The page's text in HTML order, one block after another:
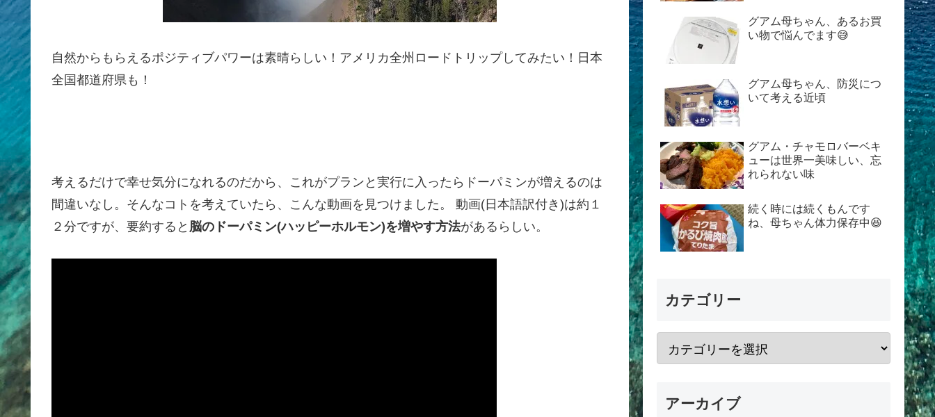
自然からもらえるポジティブパワーは素晴らしい！アメリカ全州ロードトリップしてみたい！日本
全国都道府県も！
考えるだけで幸せ気分になれるのだから、これがプランと実行に入ったらドーパミンが増えるのは
間違いなし。そんなコトを考えていたら、こんな動画を見つけました。 動画(日本語訳付き)は約１
２分ですが、要約すると 脳のドーパミン(ハッピーホルモン)を増やす方法があるらしい。
グアム母ちゃん、あるお買
い物で悩んでます😅
グアム母ちゃん、防災につ
いて考える近頃
グアム・チャモロバーベキ
ューは世界一美味しい、忘
れられない味
続く時には続くもんです
ね、母ちゃん体力保存中😆
カテゴリー
アーカイブ